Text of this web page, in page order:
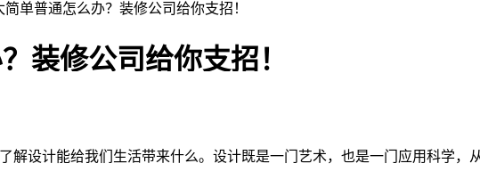
单普通怎么办？装修公司给你支招！
装修公司给你支招！
设计能给我们生活带来什么。设计既是一门艺术，也是一门应用科学，